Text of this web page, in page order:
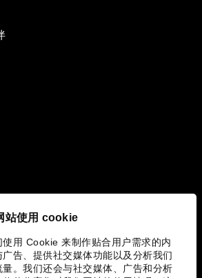
站使用 cookie
使用 Cookie 来制作贴合用户需求的内
广告、提供社交媒体功能以及分析我们
量。我们还会与社交媒体、广告和分析